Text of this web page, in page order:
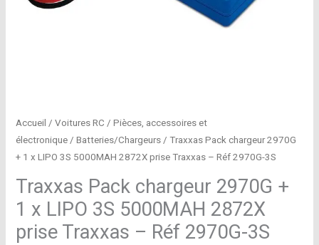
Accueil /Voitures RC /Pièces, accessoires et
électronique /Batteries/Chargeurs / Traxxas Pack chargeur 2970G
+ 1 x LIPO 3S 5000MAH 2872X prise Traxxas – Réf 2970G-3S
Traxxas Pack chargeur 2970G +
1 x LIPO 3S 5000MAH 2872X
prise Traxxas – Réf 2970G-3S